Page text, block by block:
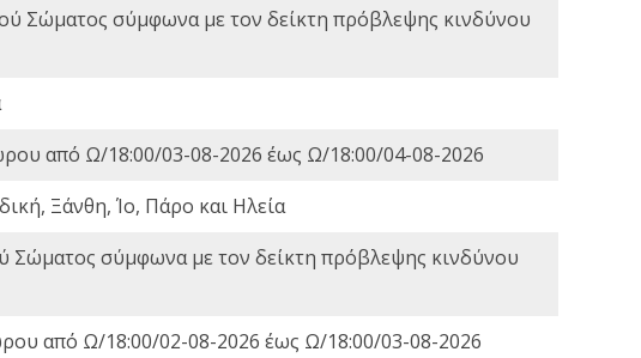
Σώματος σύμφωνα με τον δείκτη πρόβλεψης κινδύνου
από Ω/18:00/03-08-2026 έως Ω/18:00/04-08-2026
Ξάνθη, Ίο, Πάρο και Ηλεία
Σώματος σύμφωνα με τον δείκτη πρόβλεψης κινδύνου
από Ω/18:00/02-08-2026 έως Ω/18:00/03-08-2026